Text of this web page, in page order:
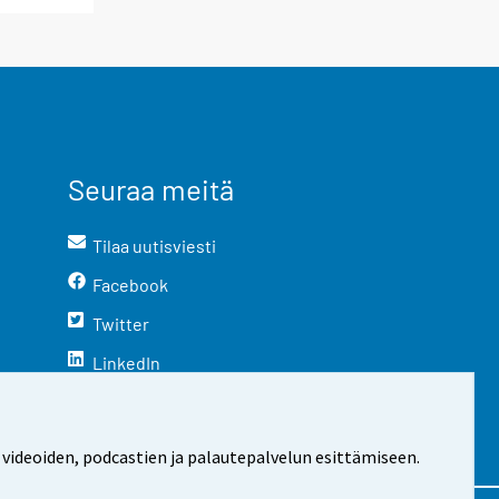
podcastien ja palautepalvelun esittämiseen.
Seuraa meitä
Tilaa uutisviesti
Facebook
Twitter
LinkedIn